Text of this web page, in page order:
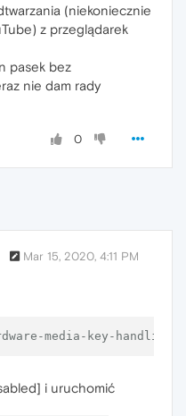
(niekoniecznie
z przeglądarek
pasek bez
nie dam rady
0
Mar 15, 2020, 4:11 PM
media-key-handling
i uruchomić